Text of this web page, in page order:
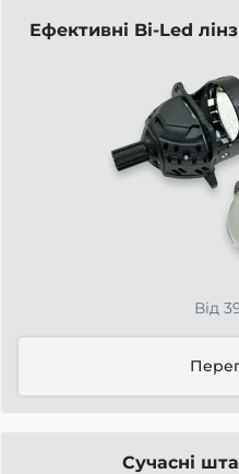
Ефективні Bi-Led
Від
Сучасні